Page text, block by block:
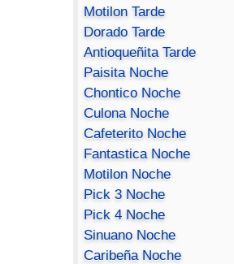
Motilon Tarde
Dorado Tarde
Antioqueñita Tarde
Paisita Noche
Chontico Noche
Culona Noche
Cafeterito Noche
Fantastica Noche
Motilon Noche
Pick 3 Noche
Pick 4 Noche
Sinuano Noche
Caribeña Noche